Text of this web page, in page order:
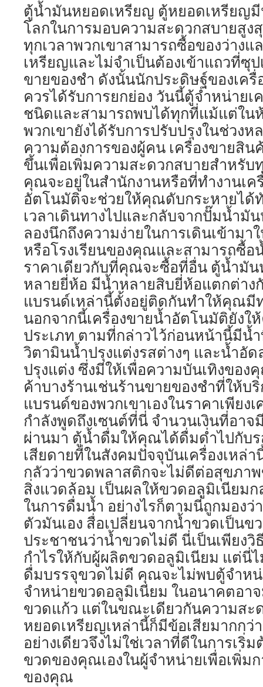
ตู้น้ำมันหยอดเหรียญ ตู้หยอดเหรียญ
โลกในการมอบความสะดวกสบายสูง
ทุกเวลาพวกเขาสามารถซื้อของว่างแ
เหรียญและไม่จำเป็นต้องเข้าแถวที่ซุ
ขายของชำ ดังนั้นนักประดิษฐ์ของเค
ควรได้รับการยกย่อง วันนี้ตู้จำหน่าย
ชนิดและสามารถพบได้ทุกที่แม้แต่ใน
พวกเขายังได้รับการปรับปรุงในช่วง
ความต้องการของผู้คน เครื่องขายสิ
ขึ้นเพื่อเพิ่มความสะดวกสบายสำหรั
คุณจะอยู่ในสำนักงานหรือที่ทำงานเ
อัตโนมัติจะช่วยให้คุณดับกระหายได้
เวลาเดินทางไปและกลับจากปั๊มน้ำมั
ลองนึกถึงความง่ายในการเดินเข้ามา
หรือโรงเรียนของคุณและสามารถซื้อ
ราคาเดียวกับที่คุณจะซื้อที่อื่น ตู้น้ำมั
หลายยี่ห้อ มีน้ำหลายสิบยี่ห้อแตกต่า
แบรนด์เหล่านี้ตั้งอยู่ติดกันทำให้คุณมีท
นอกจากนี้เครื่องขายน้ำอัตโนมัติยังใ
ประเภท ตามที่กล่าวไว้ก่อนหน้านี้มีน้
วิตามินน้ำปรุงแต่งรสต่างๆ และน้ำอั
ปรุงแต่ง ซึ่งมีให้เพื่อความบันเทิงขอ
ค้าบางร้านเช่นร้านขายของชำที่ให้บ
แบรนด์ของพวกเขาเองในราคาเพียง
กำลังพูดถึงเซนต์ที่นี่ จำนวนเงินที่อา
ผ่านมา ตู้น้ำดื่มให้คุณได้ดื่มด่ำไปกับ
เสียดายที่ในสังคมปัจจุบันเครื่องเหล่
กลัวว่าขวดพลาสติกจะไม่ดีต่อสุขภา
สิ่งแวดล้อม เป็นผลให้ขวดอลูมิเนียม
ในการดื่มน้ำ อย่างไรก็ตามนี่ถูกมองว่
ตัวมันเอง สื่อเปลี่ยนจากน้ำขวดเป็น
ประชาชนว่าน้ำขวดไม่ดี นี่เป็นเพียงวิ
กำไรให้กับผู้ผลิตขวดอลูมิเนียม แต่นี่
ดื่มบรรจุขวดไม่ดี คุณจะไม่พบตู้จำห
จำหน่ายขวดอลูมิเนียม ในอนาคตอา
ขวดแก้ว แต่ในขณะเดียวกันความสะ
หยอดเหรียญเหล่านี้ก็มีข้อเสียมากกว่
อย่างเดียวจึงไม่ใช่เวลาที่ดีในการเริ่
ขวดของคุณเองในผู้จำหน่ายเพื่อเพิ่ม
ของคุณ